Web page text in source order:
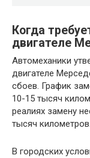
Когда
двигателе
Автомеханики
двигателе
сбоев. График
10-15 тысяч
реалиях замену
тысяч километров.
В городских